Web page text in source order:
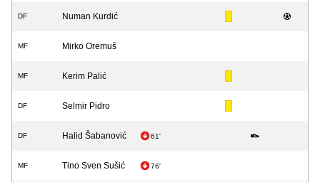
DF Numan Kurdić
MF Mirko Oremuš
MF Kerim Palić
DF Selmir Pidro
DF Halid Šabanović 61'
MF Tino Sven Sušić 76'